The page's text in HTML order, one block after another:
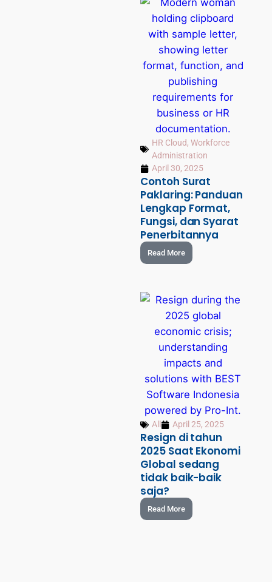
HR Cloud,Workforce
Administration
April 30, 2025
Contoh Surat
Paklaring: Panduan
Lengkap Format,
Fungsi, dan Syarat
Penerbitannya
Read More
All April 25, 2025
Resign di tahun
2025 Saat Ekonomi
Global sedang
tidak baik-baik
saja?
Read More